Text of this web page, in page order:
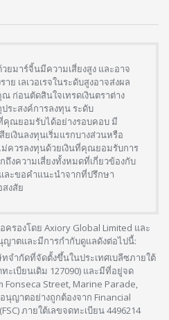
วยมาร์จิ้นมีความเสี่ยงสูง และอาจ
ย เลเวอเรจในระดับสูงอาจส่งผล
ก่อนตัดสินใจเทรดเงินตราต่าง
ระสงค์การลงทุน ระดับ
คุณยอมรับได้อย่างรอบคอบ มี
เงินลงทุนเริ่มแรกบางส่วนหรือ
ควรลงทุนด้วยเงินที่คุณยอมรับการ
งความเสี่ยงทั้งหมดที่เกี่ยวข้องกับ
และขอคำแนะนำจากที่ปรึกษา
งสัย
ครองโดย Axiory Global Limited และ
าตและมีการกำกับดูแลดังต่อไปนี้:
ทจำกัดที่จัดตั้งขึ้นในประเทศเบลีซภายใต้
ะเบียนเดิม 127090) และมีที่อยู่จด
Fonseca Street, Marine Parade,
นุญาตอย่างถูกต้องจาก Financial
ภายใต้เลขจดทะเบียน 4496214